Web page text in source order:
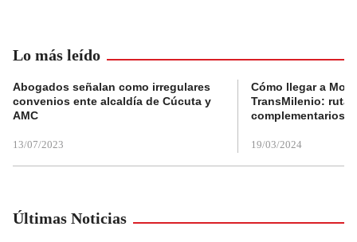
Lo más leído
Abogados señalan como irregulares
convenios ente alcaldía de Cúcuta y
AMC
13/07/2023
Cómo llegar a
TransMilenio:
complementarios
19/03/2024
Últimas Noticias